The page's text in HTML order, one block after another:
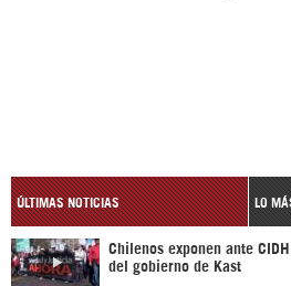
ÚLTIMAS NOTICIAS LO
Chilenos exponen ante
del gobierno de Kast